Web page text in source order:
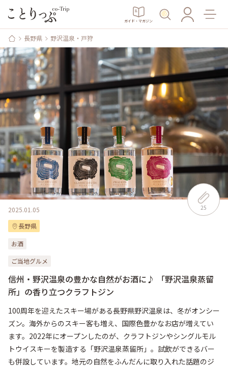
ガイド・マガジン
長野県 野沢温泉・戸狩
25
2025.01.05
長野県
お酒
ご当地グルメ
信州・野沢温泉の豊かな自然がお酒に♪ 「野沢温泉蒸留
所」の香り立つクラフトジン
100周年を迎えたスキー場がある長野県野沢温泉は、冬がオンシー
ズン。海外からのスキー客も増え、国際色豊かなお店が増えてい
ます。2022年にオープンしたのが、クラフトジンやシングルモル
トウイスキーを製造する「野沢温泉蒸留所」。試飲ができるバー
も併設しています。地元の自然をふんだんに取り入れた話題のジ